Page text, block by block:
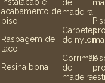
acabamento de
piso
Raspagem de
taco
Resina bona
de
madeira
Carpetes
de nylon
Corrimão
de
madeira